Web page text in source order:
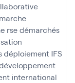
rsedémarchés
déploiement IFS
international